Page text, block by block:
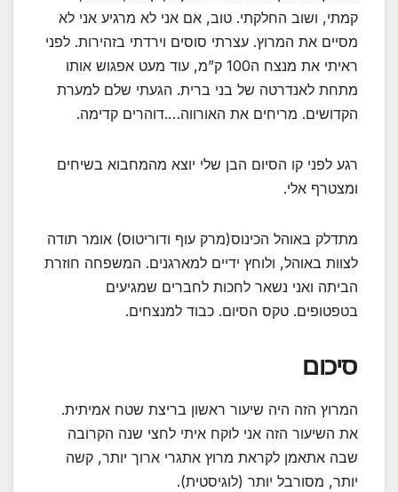
קמתי, ושוב החלקתי. טוב, אם אני לא מרגיע אני לא
מסיים את המרוץ. עצרתי סוסים וירדתי בזהירות. לפני
ראיתי את מנצח ה100 ק”מ, עוד מעט אפגוש אותו
מתחת לאנדרטה של בני ברית. הגעתי שלם למערת
הקדושים. מריחים את האורווה….דוהרים קדימה.
רגע לפני קו הסיום הבן שלי יוצא מהמחבוא בשיחים
ומצטרף אלי.
מתדלק באוהל הכינוס(מרק עוף ודוריטוס) אומר תודה
לצוות באוהל, ולוחץ ידיים למארגנים. המשפחה חוזרת
הביתה ואני נשאר לחכות לחברים שמגיעים
בטפטופים. טקס הסיום. כבוד למנצחים.
סיכום
המרוץ הזה היה שיעור ראשון בריצת שטח אמיתית.
את השיעור הזה אני לוקח איתי לחצי שנה הקרובה
שבה אתאמן לקראת מרוץ אתגרי ארוך יותר, קשה
יותר, מסורבל יותר (לוגיסטית).